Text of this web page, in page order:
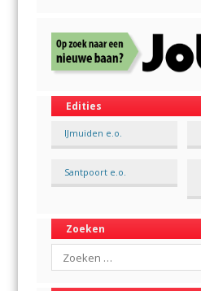
Edities
IJmuiden e.o.
Santpoort e.o.
Zoeken
Search